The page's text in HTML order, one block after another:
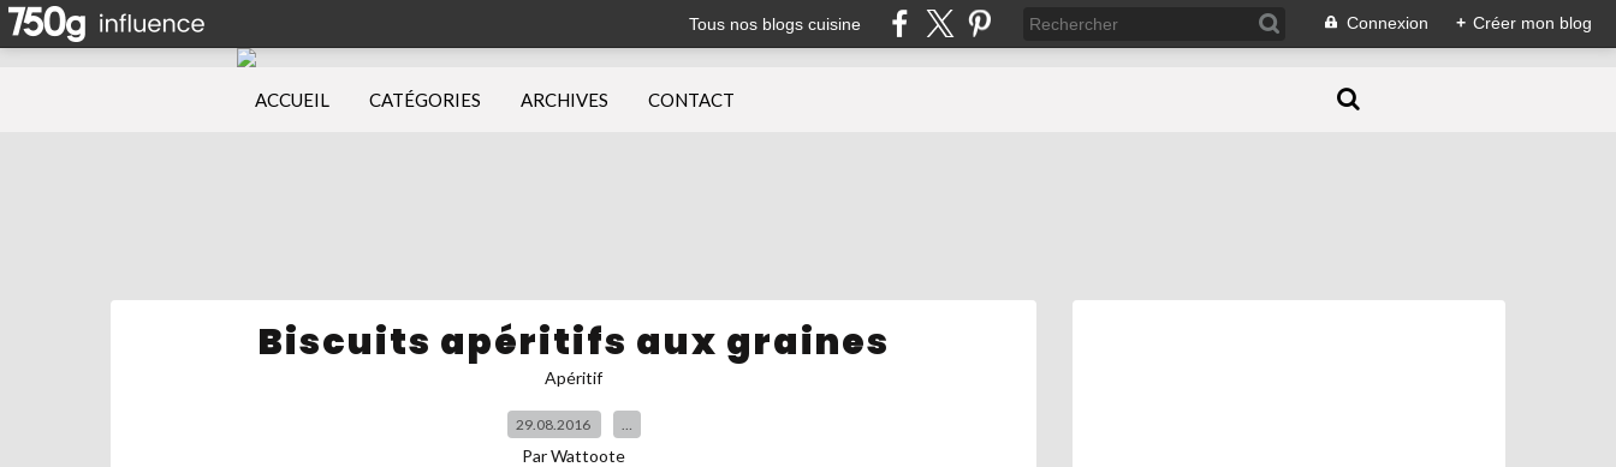
Tous nos blogs cuisine Connexion + Créer mon blog
ACCUEIL CATÉGORIES ARCHIVES CONTACT
Biscuits apéritifs aux graines
Apéritif
29.08.2016 …
Par Wattoote